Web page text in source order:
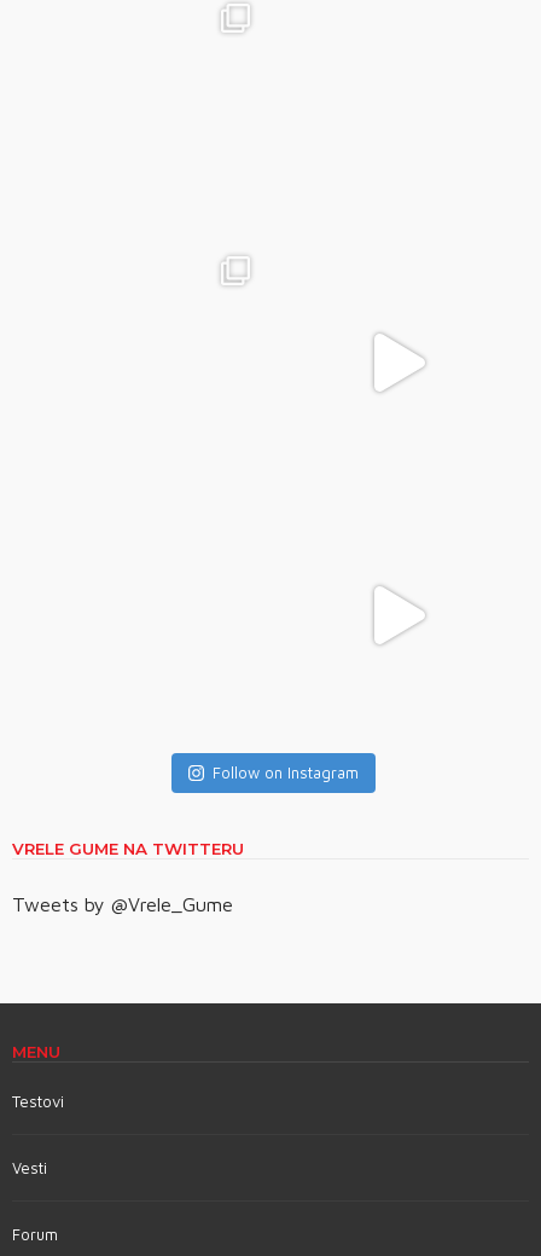
Follow on Instagram
VRELE GUME NA TWITTERU
Tweets by @Vrele_Gume
MENU
Testovi
Vesti
Forum